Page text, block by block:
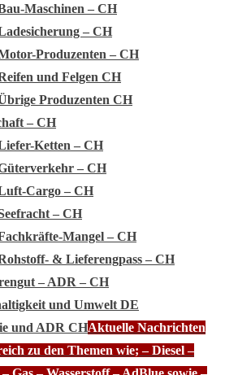
Maschinen – CH
– CH
Produzenten – CH
und Felgen CH
Produzenten CH
– CH
Ketten – CH
– CH
Cargo – CH
– CH
Mangel – CH
& Lieferengpass – CH
– ADR – CH
und Umwelt DE
und ADR CHAktuelle Nachrichten
zu den Themen wie; – Diesel –